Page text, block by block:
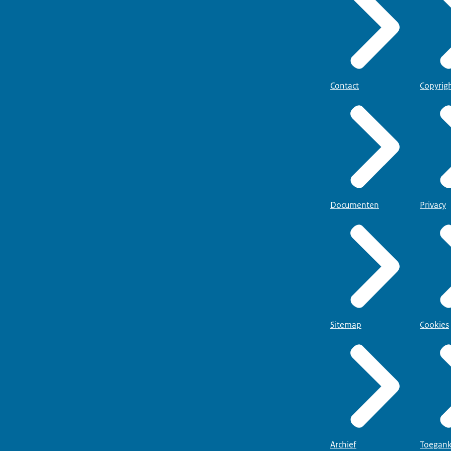
Contact
Documenten
Sitemap
Archief
Privacy
Cookies